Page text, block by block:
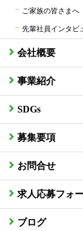
ご家族の皆さまへ
先輩社員インタビ
会社概要
事業紹介
SDGs
募集要項
お問合せ
求人応募フォ
ブログ